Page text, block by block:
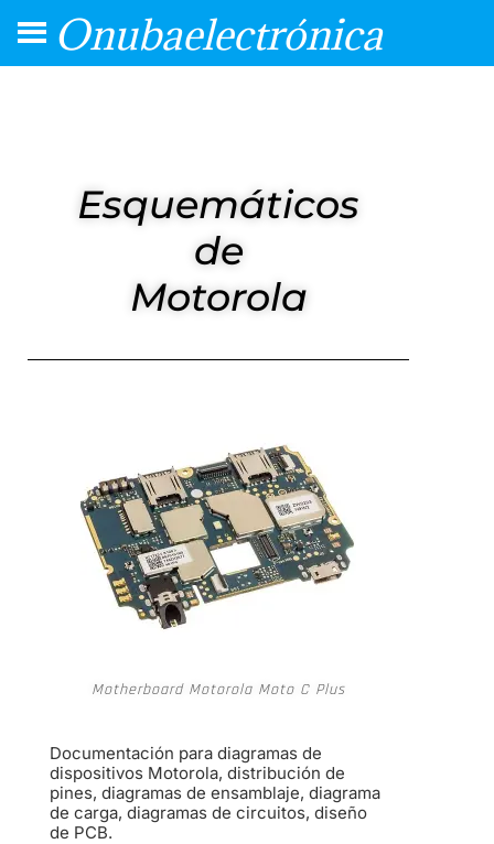
Onubaelectrónica
Esquemáticos
de
Motorola
Motherboard Motorola Moto C Plus
Documentación para diagramas de
dispositivos Motorola, distribución de
pines, diagramas de ensamblaje, diagrama
de carga, diagramas de circuitos, diseño
de PCB.